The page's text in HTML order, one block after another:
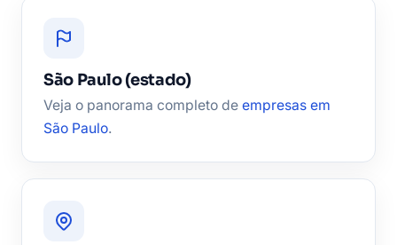
São Paulo (estado)
Veja o panorama completo de empresas em
São Paulo.